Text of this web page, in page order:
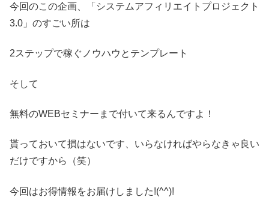
今回のこの企画、「システムアフィリエイトプロジェクト
3.0」のすごい所は
2ステップで稼ぐノウハウとテンプレート
そして
無料のWEBセミナーまで付いて来るんですよ！
貰っておいて損はないです、いらなければやらなきゃ良い
だけですから（笑）
今回はお得情報をお届けしました!(^^)!